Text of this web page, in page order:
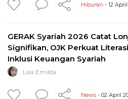
Hiburan - 12 April
GERAK Syariah 2026 Catat
Signifikan, OJK Perkuat
Inklusi Keuangan Syariah
Lisa Emilda
News - 02 April